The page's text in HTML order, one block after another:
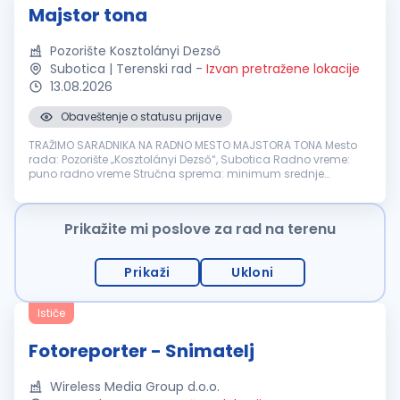
Majstor tona
Pozorište Kosztolányi Dezső
Subotica | Terenski rad - Izvan pretražene lokacije
13.08.2026
Obaveštenje o statusu prijave
TRAŽIMO SARADNIKA NA RADNO MESTO MAJSTORA TONA Mesto
rada: Pozorište „Kosztolányi Dezső“, Subotica Radno vreme:
puno radno vreme Stručna sprema: minimum srednje
za potrebe proba i predstava...
Prikažite mi poslove za rad na terenu
Prikaži Ukloni
Ističe
Fotoreporter - Snimatelj
Wireless Media Group d.o.o.